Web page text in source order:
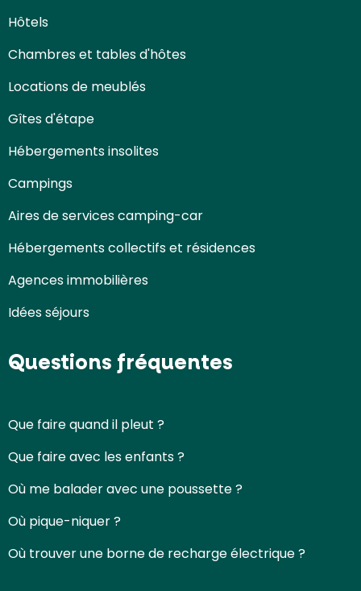
Hôtels
Chambres et tables d'hôtes
Locations de meublés
Gîtes d'étape
Hébergements insolites
Campings
Aires de services camping-car
Hébergements collectifs et résidences
Agences immobilières
Idées séjours
Questions fréquentes
Que faire quand il pleut ?
Que faire avec les enfants ?
Où me balader avec une poussette ?
Où pique-niquer ?
Où trouver une borne de recharge électrique ?